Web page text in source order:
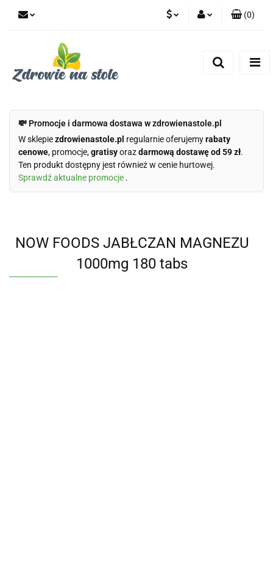
(0)
💸 Promocje i darmowa dostawa w zdrowienastole.pl
W sklepiezdrowienastole.pl regularnie oferujemyrabaty
cenowe, promocje,gratisyorazdarmową dostawę od 59 zł.
Ten produkt dostępny jest również w cenie hurtowej.
Sprawdź aktualne promocje .
NOW FOODS JABŁCZAN MAGNEZU
1000mg 180 tabs